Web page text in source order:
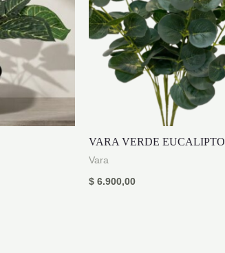
VARA VERDE EUCALIPTO
Vara
$ 6.900,00